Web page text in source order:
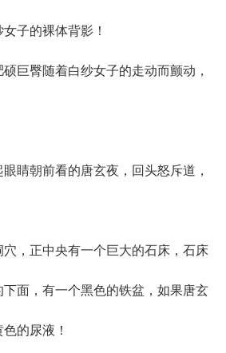
子的裸体背影！
臀随着白纱女子的走动而颤动，
朝前看的唐玄夜，回头怒斥道，
，正中央有一个巨大的石床，石床
面，有一个黑色的铁盆，如果唐玄
的尿液！